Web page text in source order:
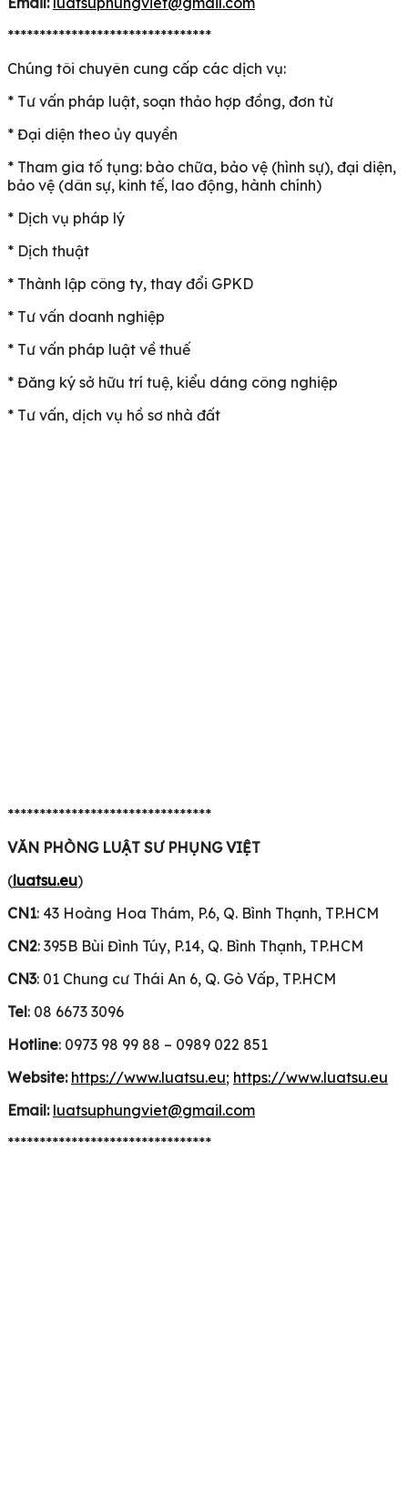
********************************
Chúng tôi chuyên cung cấp các dịch vụ:
* Tư vấn pháp luật, soạn thảo hợp đồng, đơn từ
* Đại diện theo ủy quyền
* Tham gia tố tụng: bào chữa, bảo vệ (hình sự), đại diện,
bảo vệ (dân sự, kinh tế, lao động, hành chính)
* Dịch vụ pháp lý
* Dịch thuật
* Thành lập công ty, thay đổi GPKD
* Tư vấn doanh nghiệp
* Tư vấn pháp luật về thuế
* Đăng ký sở hữu trí tuệ, kiểu dáng công nghiệp
* Tư vấn, dịch vụ hồ sơ nhà đất
********************************
VĂN PHÒNG LUẬT SƯ PHỤNG VIỆT
(luatsu.eu)
CN1: 43 Hoàng Hoa Thám, P.6, Q. Bình Thạnh, TP.HCM
CN2: 395B Bùi Đình Túy, P.14, Q. Bình Thạnh, TP.HCM
CN3: 01 Chung cư Thái An 6, Q. Gò Vấp, TP.HCM
Tel: 08 6673 3096
Hotline: 0973 98 99 88 – 0989 022 851
Website: https://www.luatsu.eu; https://www.luatsu.eu
Email: luatsuphungviet@gmail.com
********************************